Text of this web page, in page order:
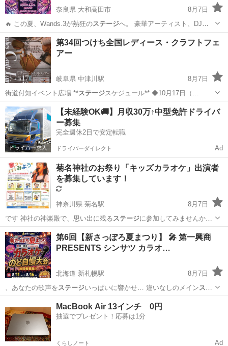
奈良県 大和高田市
8月7日
🔥 この夏、Wands.3が熱狂のステージへ。 豪華アーティスト、DJが
集結…
奈良 大和高田市 パーティー GENERATIONS
第34回つけち全国レディース・クラフトフェ
アー
岐阜県 中津川駅
8月7日
街道付知イベント広場 **ステージスケジュール** ◆10月17日（…
岐阜 中津川市 中津川駅 地域/お祭り 駐車場
【未経験OK🚚】月収30万↑中型免許ドライバ
ー募集
完全週休2日で安定転職
ドライバーダイレクト Ad
菊名神社のお祭り「キッズカラオケ」出演者
を募集しています！
神奈川県 菊名駅
8月7日
です 神社の神楽殿で、思い出に残る ステージに参加してみませんか？
定員になり…
神奈川 横浜市 菊名駅 地域/お祭り キッズカラオケ
第6回【新さっぽろ夏まつり】 🎤 第一興商
PRESENTS シンサツ カラオ…
北海道 新札幌駅
8月7日
、あなたの歌声を ステージいっぱいに響かせ… 違いなしのメイン ステ
ージで、気持ちよく自… れたあとは、特設ステージと会場全体がデ
ィ… 催！豪華＆多彩なステージイベント アイ… 般参加まで、毎日
テージ
を盛り上げる多彩… お...
地域/お祭り 会場
MacBook Air 13インチ 0円
抽選でプレゼント！応募は1分
くらしノート Ad